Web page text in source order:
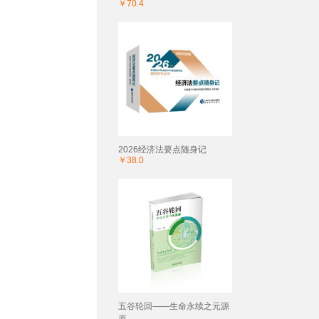
￥70.4
2026经济法要点随身记
￥38.0
五谷轮回——生命永续之元源